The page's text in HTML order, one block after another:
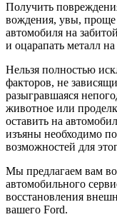
Получить
вождения, увы, проще
автомобиля на
и оцарапать металл
Нельзя полностью
факторов, не
разыгравшаяся
животное или
оставить на
изъяны необходимо
возможностей для
Мы предлагаем вам
автомобильного
восстановления
вашего Ford.